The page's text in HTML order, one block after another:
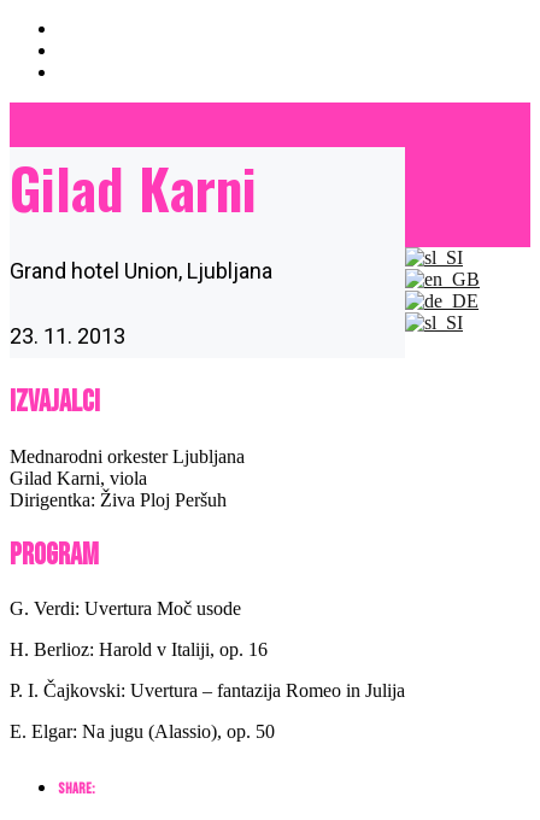
Gilad Karni
Grand hotel Union, Ljubljana
23. 11. 2013
Izvajalci
Mednarodni orkester Ljubljana
Gilad Karni, viola
Dirigentka: Živa Ploj Peršuh
Program
G. Verdi: Uvertura Moč usode
H. Berlioz: Harold v Italiji, op. 16
P. I. Čajkovski: Uvertura – fantazija Romeo in Julija
E. Elgar: Na jugu (Alassio), op. 50
Share: